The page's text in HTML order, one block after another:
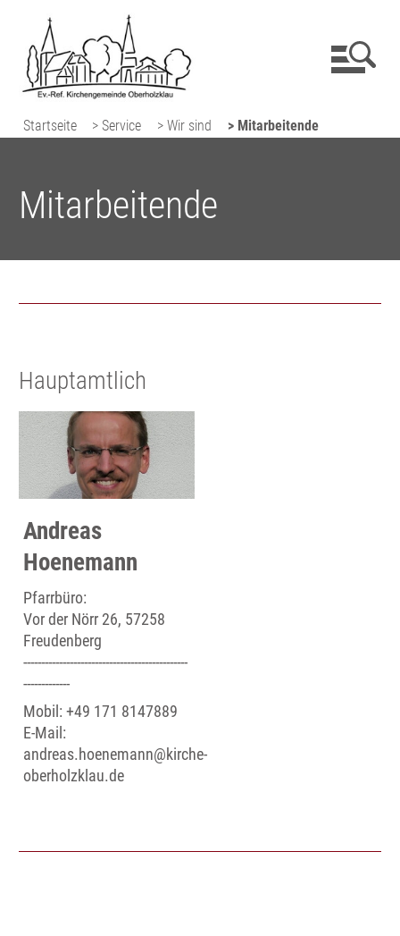
Startseite > Service > Wir sind > Mitarbeitende
Mitarbeitende
Hauptamtlich
Andreas
Hoenemann
Pfarrbüro:
Vor der Nörr 26, 57258
Freudenberg
----------------------------------------------
-------------
Mobil: +49 171 8147889
E-Mail:
andreas.hoenemann@kirche-
oberholzklau.de